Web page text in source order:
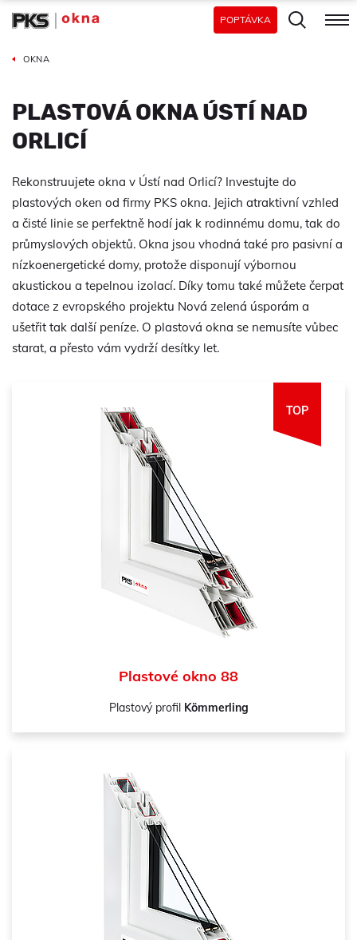
POPTÁVKA
OKNA
PLASTOVÁ OKNA ÚSTÍ NAD
ORLICÍ
Rekonstruujete okna v Ústí nad Orlicí? Investujte do
plastových oken od firmy PKS okna. Jejich atraktivní vzhled
a čisté linie se perfektně hodí jak k rodinnému domu, tak do
průmyslových objektů. Okna jsou vhodná také pro pasivní a
nízkoenergetické domy, protože disponují výbornou
akustickou a tepelnou izolací. Díky tomu také můžete čerpat
dotace z evropského projektu Nová zelená úsporám a
ušetřit tak další peníze. O plastová okna se nemusíte vůbec
starat, a přesto vám vydrží desítky let.
Plastové okno 88
Plastový profil Kömmerling
TOP